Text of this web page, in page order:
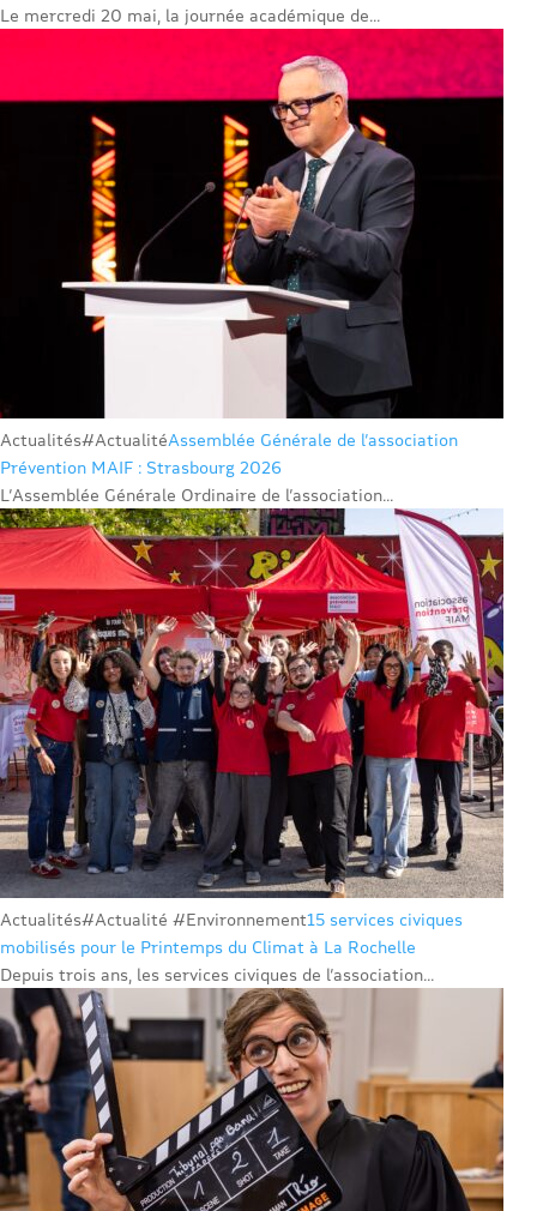
Le mercredi 20 mai, la journée académique de...
Actualités#ActualitéAssemblée Générale de l’association
Prévention MAIF : Strasbourg 2026
L’Assemblée Générale Ordinaire de l’association...
Actualités#Actualité #Environnement15 services civiques
mobilisés pour le Printemps du Climat à La Rochelle
Depuis trois ans, les services civiques de l’association...